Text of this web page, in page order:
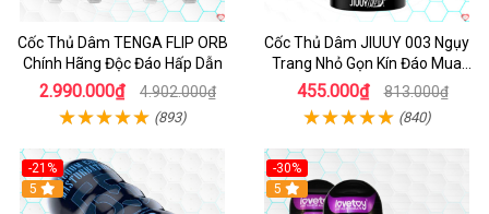
Cốc Thủ Dâm TENGA FLIP ORB
Chính Hãng Độc Đáo Hấp Dẫn
2.990.000₫ 4.902.000₫
(893)
Cốc Thủ Dâm JIUUY 003 Ngụy
Trang Nhỏ Gọn Kín Đáo Mua
Ngay
455.000₫ 813.000₫
(840)
-21%
Hot
5
-30%
Hot
5